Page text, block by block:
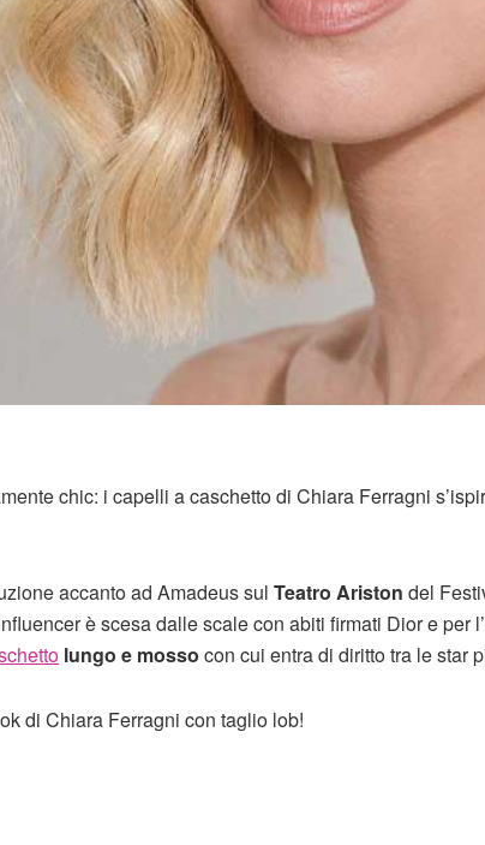
chic: i capelli a caschetto di Chiara Ferragni
accanto ad Amadeus sul Teatro Ariston del
è scesa dalle scale con abiti firmati Dior e per
lungo e mosso con cui entra di diritto tra le star
di Chiara Ferragni con taglio lob!